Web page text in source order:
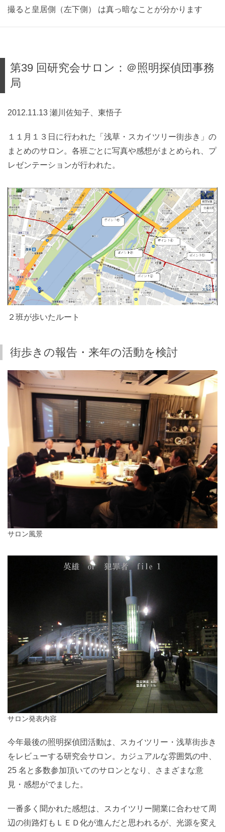
撮ると皇居側（左下側） は真っ暗なことが分かります
第39 回研究会サロン：＠照明探偵団事務
局
2012.11.13 瀬川佐知子、東悟子
１１月１３日に行われた「浅草・スカイツリー街歩き」の
まとめのサロン。各班ごとに写真や感想がまとめられ、プ
レゼンテーションが行われた。
２班が歩いたルート
街歩きの報告・来年の活動を検討
サロン風景
サロン発表内容
今年最後の照明探偵団活動は、スカイツリー・浅草街歩き
をレビューする研究会サロン。カジュアルな雰囲気の中、
25 名と多数参加頂いてのサロンとなり、さまざまな意
見・感想がでました。
一番多く聞かれた感想は、スカイツリー開業に合わせて周
辺の街路灯もＬＥＤ化が進んだと思われるが、光源を変え